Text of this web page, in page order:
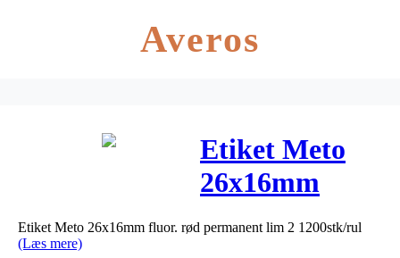
Averos
Etiket Meto
26x16mm
fluor. rød
Etiket Meto 26x16mm fluor. rød permanent lim 2 1200stk/rul
(Læs mere)